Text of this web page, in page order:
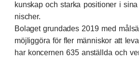
kunskap och starka positioner i
nischer.
Bolaget grundades 2019 med
möjliggöra för fler människor att
har koncernen 635 anställda och